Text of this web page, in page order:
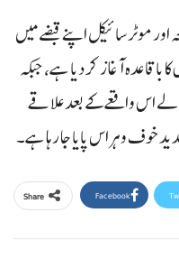
موٹر سائیکل اپنے قبضے میں
باقاعدہ آغاز کر دیا ہے، جبکہ
اس واقعے کے بعد علاقے
خوف و ہراس پایا جا رہا ہے۔
Share Facebook